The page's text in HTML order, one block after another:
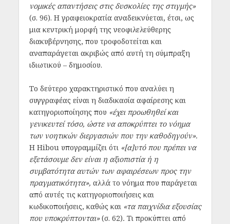
νομικές απαντήσεις στις δυσκολίες της στιγμής»
(σ. 96). Η γραφειοκρατία αναδεικνύεται, έτσι, ως
μια κεντρική μορφή της νεοφιλελεύθερης
διακυβέρνησης, που τροφοδοτείται και
αναπαράγεται ακριβώς από αυτή τη σύμπραξη
ιδιωτικού – δημοσίου.
Το δεύτερο χαρακτηριστικό που αναλύει η
συγγραφέας είναι η διαδικασία αφαίρεσης και
κατηγοριοποίησης που «έχει προωθηθεί και
γενικευτεί τόσο, ώστε να αποκρύπτει το νόημα
των νοητικών διεργασιών που την καθοδηγούν».
Η Hibou υπογραμμίζει ότι «[α]υτό που πρέπει να
εξετάσουμε δεν είναι η αξιοπιστία ή η
συμβατότητα αυτών των αφαιρέσεων προς την
πραγματικότητα», αλλά το νόημα που παράγεται
από αυτές τις κατηγοριοποιήσεις και
κωδικοποιήσεις, καθώς και «τα παιχνίδια εξουσίας
που υποκρύπτονται»(σ. 62). Τι προκύπτει από